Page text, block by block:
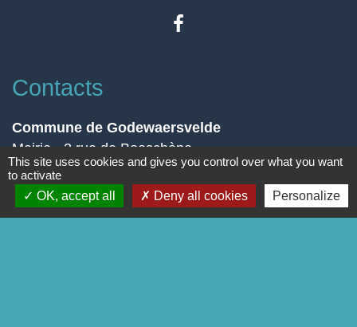
Contacts
Commune de Godewaersvelde
Mairie - 2 rue de Boeschèpe
59270 Godewaersvelde - FRANCE
Contact par formulaire
This site uses cookies and gives you control over what you want
to activate
OK, accept all
Deny all cookies Personalize